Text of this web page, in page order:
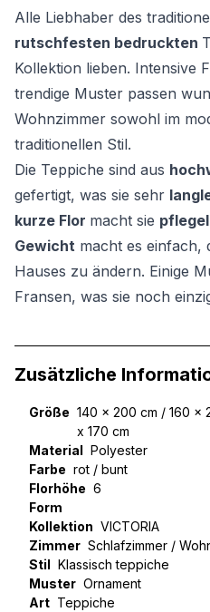
Alle Liebhaber des
rutschfesten bedruckten
Kollektion lieben. Intensive
trendige Muster passen
Wohnzimmer sowohl im
traditionellen Stil.
Die Teppiche sind aus
gefertigt, was sie sehr
kurze Flor macht sie
Gewicht macht es einfach,
Hauses zu ändern. Einige
Fransen, was sie noch
Zusätzliche
Größe 140 x 200 cm / 160 x
x 170 cm
Material Polyester
Farbe rot / bunt
Florhöhe 6
Form
Kollektion VICTORIA
Zimmer Schlafzimmer /
Stil Klassisch teppiche
Muster Ornament
Art Teppiche